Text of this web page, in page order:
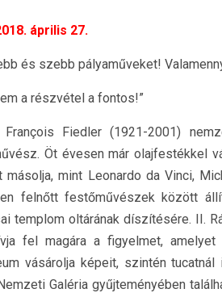
április 27.
és szebb pályaműveket!
a részvétel a fontos!”
Fiedler (1921-2001)
Öt évesen már olajfestékkel
mint Leonardo da Vinci,
felnőtt festőművészek között
templom oltárának díszítésére. II.
fel magára a figyelmet, amelyet
vásárolja képeit, szintén
Galéria gyűjteményében